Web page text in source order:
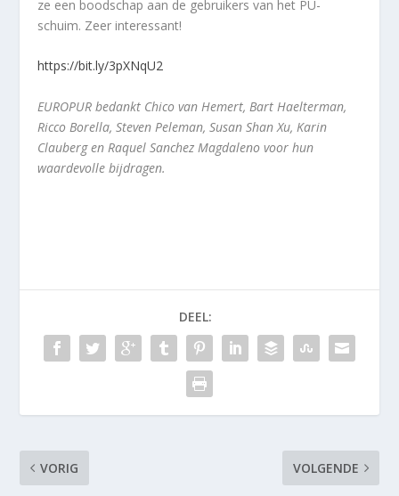
ze een boodschap aan de gebruikers van het PU-
schuim. Zeer interessant!
https://bit.ly/3pXNqU2
EUROPUR bedankt Chico van Hemert, Bart Haelterman,
Ricco Borella, Steven Peleman, Susan Shan Xu, Karin
Clauberg en Raquel Sanchez Magdaleno voor hun
waardevolle bijdragen.
DEEL:
VORIG VOLGENDE